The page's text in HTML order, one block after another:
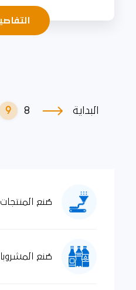
صُنع المنتجات
صُنع
البداية 8
9